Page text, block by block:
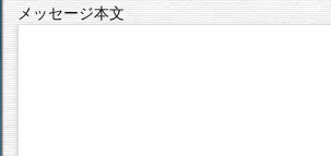
メッセージ本文